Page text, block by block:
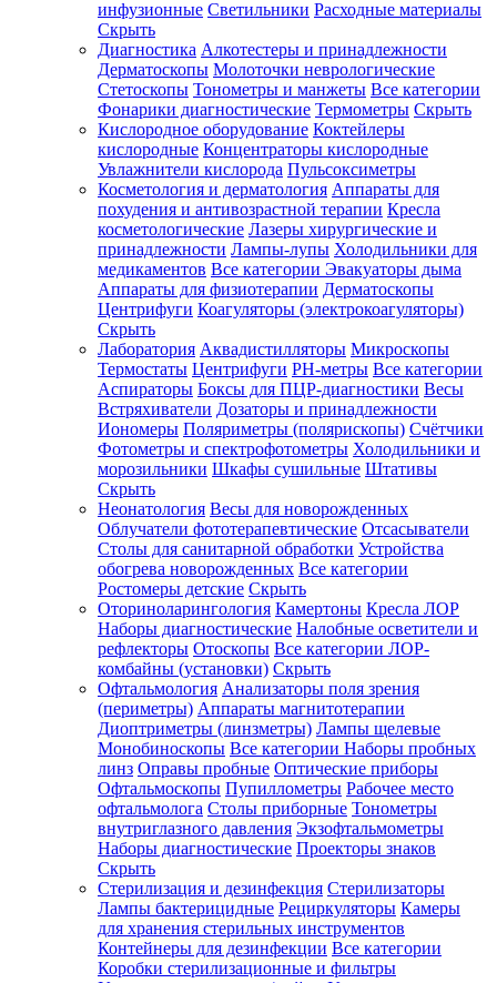
инфузионные Светильники Расходные материалы
Скрыть
Диагностика Алкотестеры и принадлежности
Дерматоскопы Молоточки неврологические
Стетоскопы Тонометры и манжеты Все категории
Фонарики диагностические Термометры Скрыть
Кислородное оборудование Коктейлеры
кислородные Концентраторы кислородные
Увлажнители кислорода Пульсоксиметры
Косметология и дерматология Аппараты для
похудения и антивозрастной терапии Кресла
косметологические Лазеры хирургические и
принадлежности Лампы-лупы Холодильники для
медикаментов Все категории Эвакуаторы дыма
Аппараты для физиотерапии Дерматоскопы
Центрифуги Коагуляторы (электрокоагуляторы)
Скрыть
Лаборатория Аквадистилляторы Микроскопы
Термостаты Центрифуги PH-метры Все категории
Аспираторы Боксы для ПЦР-диагностики Весы
Встряхиватели Дозаторы и принадлежности
Иономеры Поляриметры (полярископы) Счётчики
Фотометры и спектрофотометры Холодильники и
морозильники Шкафы сушильные Штативы
Скрыть
Неонатология Весы для новорожденных
Облучатели фототерапевтические Отсасыватели
Столы для санитарной обработки Устройства
обогрева новорожденных Все категории
Ростомеры детские Скрыть
Оториноларингология Камертоны Кресла ЛОР
Наборы диагностические Налобные осветители и
рефлекторы Отоскопы Все категории ЛОР-
комбайны (установки) Скрыть
Офтальмология Анализаторы поля зрения
(периметры) Аппараты магнитотерапии
Диоптриметры (линзметры) Лампы щелевые
Монобиноскопы Все категории Наборы пробных
линз Оправы пробные Оптические приборы
Офтальмоскопы Пупиллометры Рабочее место
офтальмолога Столы приборные Тонометры
внутриглазного давления Экзофтальмометры
Наборы диагностические Проекторы знаков
Скрыть
Стерилизация и дезинфекция Стерилизаторы
Лампы бактерицидные Рециркуляторы Камеры
для хранения стерильных инструментов
Контейнеры для дезинфекции Все категории
Коробки стерилизационные и фильтры